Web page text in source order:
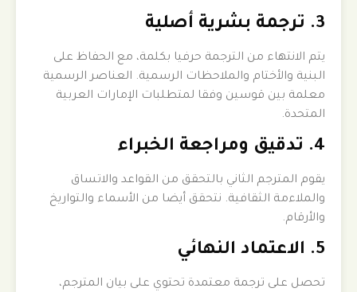
3. ترجمة بشرية أصلية
يتم الانتهاء من الترجمة حرفيا بكلمة، مع الحفاظ على
البنية والأختام والملاحظات الرسمية. العناصر الرسمية
معلمة بين قوسين وفقا لمتطلبات الإمارات العربية
المتحدة.
4. تدقيق ومراجعة الخبراء
يقوم المترجم الثاني بالتحقق من القواعد والاتساق
والملاءمة الثقافية. نتحقق أيضا من الأسماء والتواريخ
والأرقام.
5. الاعتماد النهائي
تحصل على ترجمة معتمدة تحتوي على بيان المترجم،